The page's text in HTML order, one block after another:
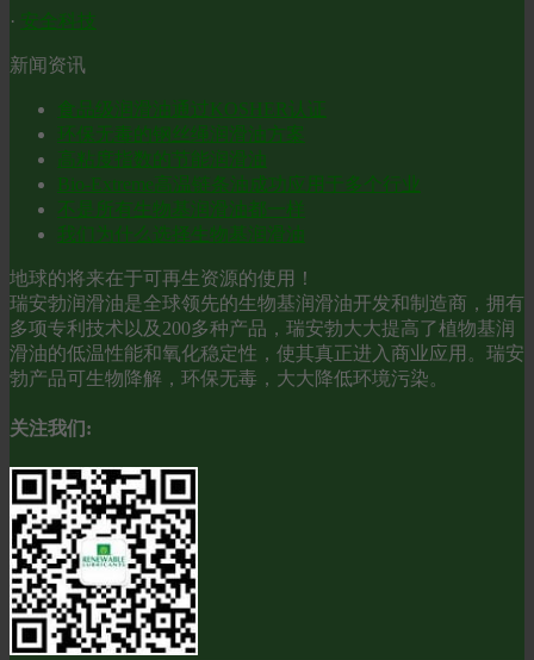
· 安全科技
新闻资讯
食品级润滑油通过KOSHER认证
环保无毒的钢丝绳润滑油方案
高粘度指数的节能润滑油
Bio-Extreme高温链条油成功应用于多个行业
不是所有生物基润滑油都一样
我们为什么选择生物基润滑油
地球的将来在于可再生资源的使用！
瑞安勃润滑油是全球领先的生物基润滑油开发和制造商，拥有
多项专利技术以及200多种产品，瑞安勃大大提高了植物基润
滑油的低温性能和氧化稳定性，使其真正进入商业应用。瑞安
勃产品可生物降解，环保无毒，大大降低环境污染。
关注我们: